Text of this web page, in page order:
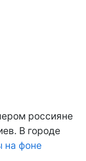
россияне
В городе
на фоне